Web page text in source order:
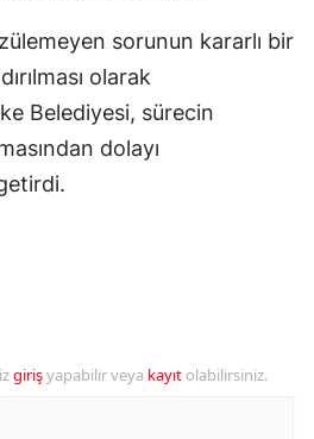
sorunun kararlı bir
olarak
Belediyesi, sürecin
dolayı
girişyapabilir veya kayıt olabilirsiniz.